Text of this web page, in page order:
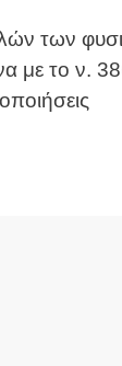
των
το ν.